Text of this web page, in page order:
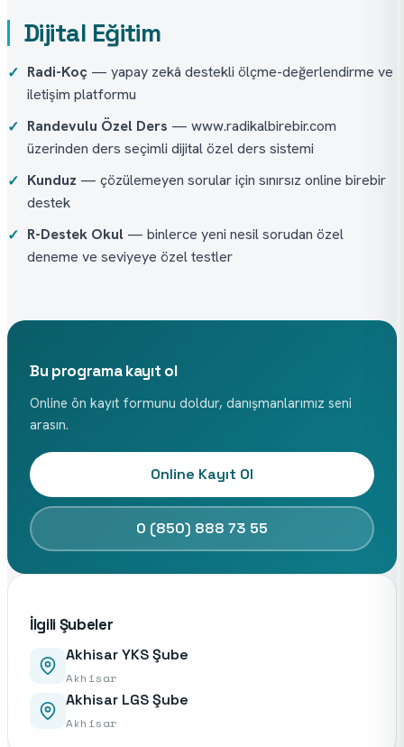
Dijital Eğitim
✓ Radi-Koç — yapay zekâ destekli ölçme-değerlendirme ve
iletişim platformu
✓ Randevulu Özel Ders — www.radikalbirebir.com
üzerinden ders seçimli dijital özel ders sistemi
✓ Kunduz — çözülemeyen sorular için sınırsız online birebir
destek
✓ R-Destek Okul — binlerce yeni nesil sorudan özel
deneme ve seviyeye özel testler
Bu programa kayıt ol
Online ön kayıt formunu doldur, danışmanlarımız seni
arasın.
Online Kayıt Ol
0 (850) 888 73 55
İlgili Şubeler
Akhisar YKS Şube
Akhisar
Akhisar LGS Şube
Akhisar